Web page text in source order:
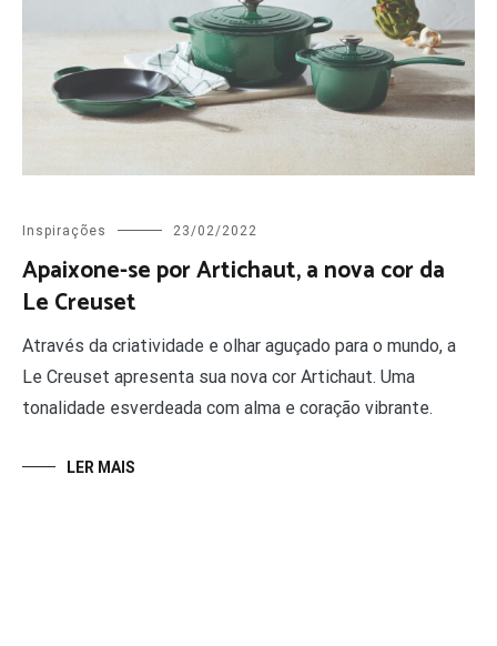
Inspirações 23/02/2022
Apaixone-se por Artichaut, a nova cor da
Le Creuset
Através da criatividade e olhar aguçado para o mundo, a
Le Creuset apresenta sua nova cor Artichaut. Uma
tonalidade esverdeada com alma e coração vibrante.
LER MAIS